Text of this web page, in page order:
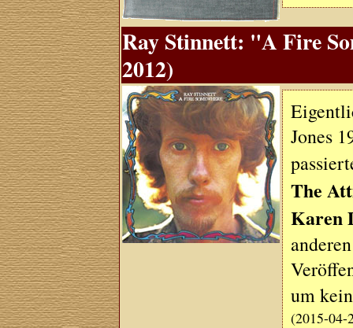
Ray Stinnett: "A Fire
2012)
Jones
The
Karen
um
(2015-04-